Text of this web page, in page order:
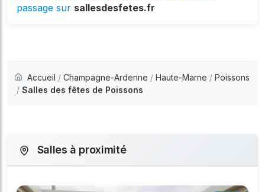
passage sur sallesdesfetes.fr
Accueil / Champagne-Ardenne / Haute-Marne / Poissons
/ Salles des fêtes de Poissons
Salles à proximité